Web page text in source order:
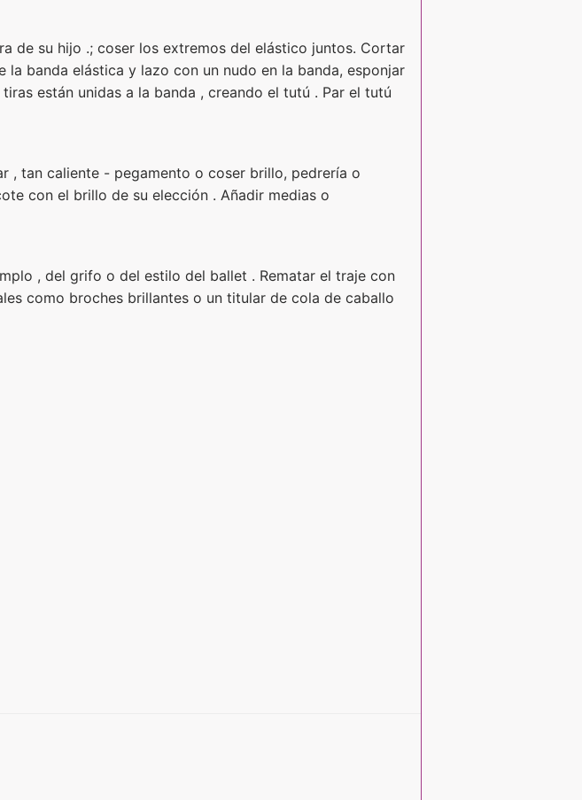
de su hijo .; coser los extremos del elástico juntos. Cortar
banda elástica y lazo con un nudo en la banda, esponjar
están unidas a la banda , creando el tutú . Par el tutú
, tan caliente - pegamento o coser brillo, pedrería o
con el brillo de su elección . Añadir medias o
, del grifo o del estilo del ballet . Rematar el traje con
como broches brillantes o un titular de cola de caballo